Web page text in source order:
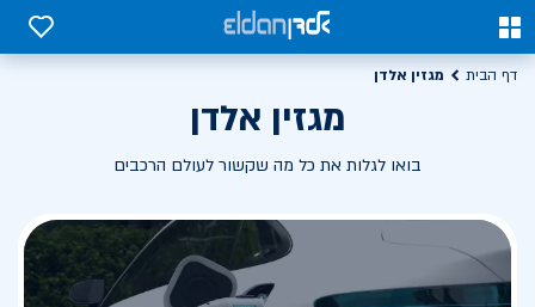
0
0
דף הבית מגזין אלדן
מגזין אלדן
בואו לגלות את כל מה שקשור לעולם הרכבים